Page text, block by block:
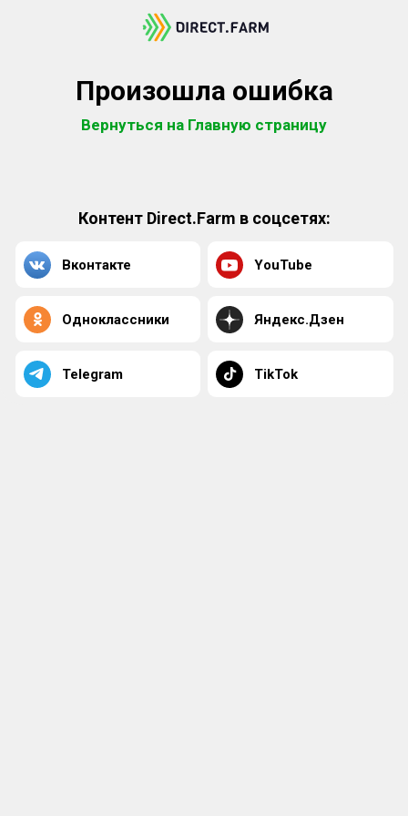
Произошла ошибка
Вернуться на Главную страницу
Контент Direct.Farm в соцсетях:
Вконтакте YouTube
Одноклассники Яндекс.Дзен
Telegram TikTok